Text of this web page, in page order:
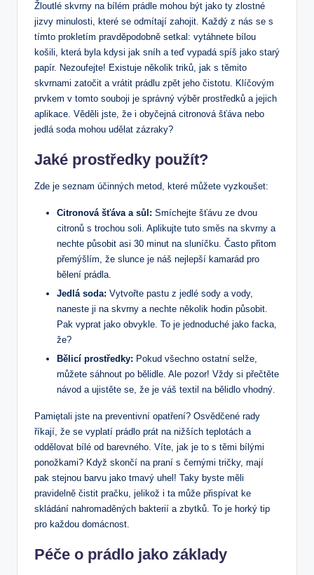
Žloutlé skvrny na bílém prádle mohou být jako ty zlostné
jizvy minulosti, které se odmítají zahojit. Každý z nás se s
tímto prokletím pravděpodobně setkal: vytáhnete bílou
košili, která byla kdysi jak sníh a teď vypadá spíš jako starý
papír. Nezoufejte! Existuje několik triků, jak s těmito
skvrnami zatočit a vrátit prádlu zpět jeho čistotu. Klíčovým
prvkem v tomto souboji je správný výběr prostředků a jejich
aplikace. Věděli jste, že i obyčejná citronová šťáva nebo
jedlá soda mohou udělat zázraky?
Jaké prostředky použít?
Zde je seznam účinných metod, které můžete vyzkoušet:
Citronová šťáva a sůl: Smíchejte šťávu ze dvou
citronů s trochou soli. Aplikujte tuto směs na skvrny a
nechte působit asi 30 minut na sluníčku. Často přitom
přemýšlím, že slunce je náš nejlepší kamarád pro
bělení prádla.
Jedlá soda: Vytvořte pastu z jedlé sody a vody,
naneste ji na skvrny a nechte několik hodin působit.
Pak vyprat jako obvykle. To je jednoduché jako facka,
že?
Bělicí prostředky: Pokud všechno ostatní selže,
můžete sáhnout po bělidle. Ale pozor! Vždy si přečtěte
návod a ujistěte se, že je váš textil na bělidlo vhodný.
Pamiętali jste na preventivní opatření? Osvědčené rady
říkají, že se vyplatí prádlo prát na nižších teplotách a
oddělovat bílé od barevného. Víte, jak je to s těmi bílými
ponožkami? Když skončí na praní s černými tričky, mají
pak stejnou barvu jako tmavý uhel! Taky byste měli
pravidelně čistit pračku, jelikož i ta může přispívat ke
skládání nahromaděných bakterií a zbytků. To je horký tip
pro každou domácnost.
Péče o prádlo jako základy